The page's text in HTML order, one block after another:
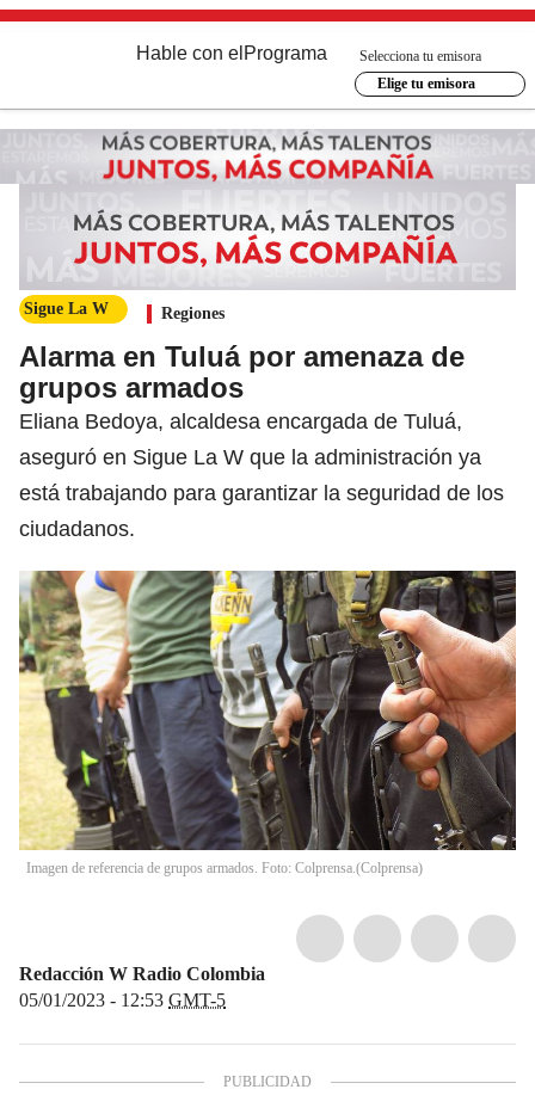
Hable con el Programa
Selecciona tu emisora
Elige tu emisora
Sigue La W Regiones
Alarma en Tuluá por amenaza de
grupos armados
Eliana Bedoya, alcaldesa encargada de Tuluá,
aseguró en Sigue La W que la administración ya
está trabajando para garantizar la seguridad de los
ciudadanos.
Imagen de referencia de grupos armados. Foto: Colprensa.(Colprensa)
Redacción W Radio Colombia
05/01/2023 - 12:53 GMT-5